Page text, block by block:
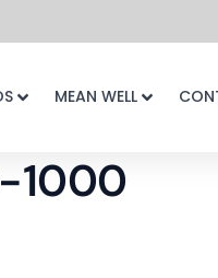
MEAN WELL
1000